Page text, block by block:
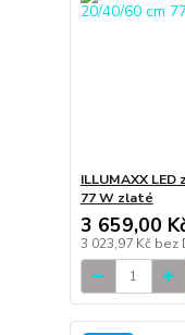
ILLUMAXX
77 W zlaté
3 659,00
3 023,97 Kč bez